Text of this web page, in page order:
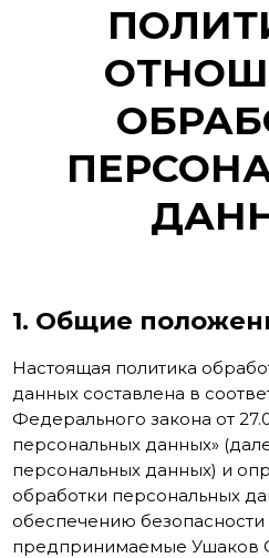
1. Общие
Настоящая политика
данных составлена в
Федерального закона от
персональных данных»
персональных данных) и
обработки персональных
обеспечению
предпринимаемые Ушаков